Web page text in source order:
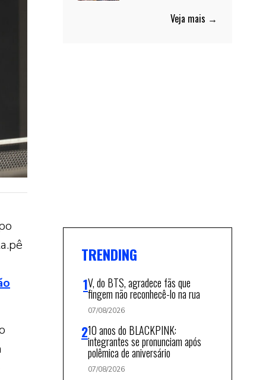
Veja mais →
TRENDING
V, do BTS, agradece fãs que
fingem não reconhecê-lo na rua
07/08/2026
10 anos do BLACKPINK:
integrantes se pronunciam após
polêmica de aniversário
07/08/2026